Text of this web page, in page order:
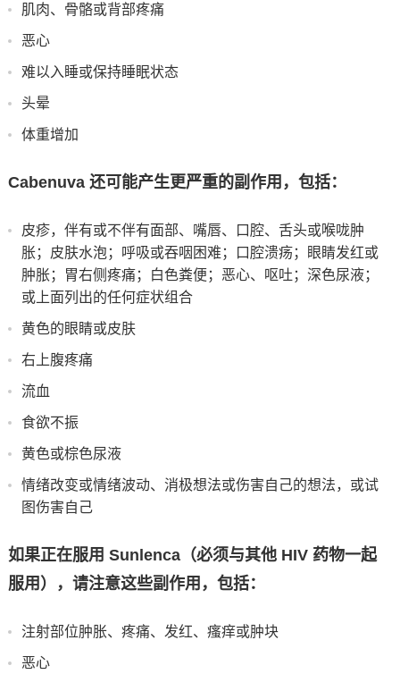
肌肉、骨骼或背部疼痛
恶心
难以入睡或保持睡眠状态
头晕
体重增加
Cabenuva 还可能产生更严重的副作用，包括：
皮疹，伴有或不伴有面部、嘴唇、口腔、舌头或喉咙肿
胀；皮肤水泡；呼吸或吞咽困难；口腔溃疡；眼睛发红或
肿胀；胃右侧疼痛；白色粪便；恶心、呕吐；深色尿液；
或上面列出的任何症状组合
黄色的眼睛或皮肤
右上腹疼痛
流血
食欲不振
黄色或棕色尿液
情绪改变或情绪波动、消极想法或伤害自己的想法，或试
图伤害自己
如果正在服用 Sunlenca（必须与其他 HIV 药物一起
服用），请注意这些副作用，包括：
注射部位肿胀、疼痛、发红、瘙痒或肿块
恶心